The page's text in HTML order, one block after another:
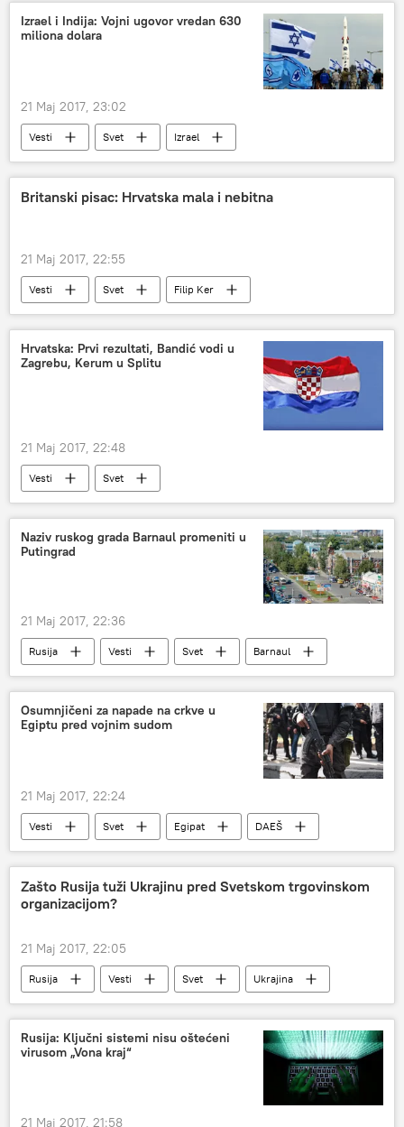
Izrael i Indija: Vojni ugovor vredan 630
miliona dolara
21 Maj 2017, 23:02
Vesti Svet Izrael
Britanski pisac: Hrvatska mala i nebitna
21 Maj 2017, 22:55
Vesti Svet
Filip Ker
Hrvatska
Region
Hrvatska: Prvi rezultati, Bandić vodi u
Zagrebu, Kerum u Splitu
21 Maj 2017, 22:48
Vesti
Svet
lokalni izbori u Hrvatskoj 21. maja 2017
Hrvatska
Region
Naziv ruskog grada Barnaul promeniti u
Putingrad
21 Maj 2017, 22:36
Rusija Vesti Svet
Barnaul
Putingrad
inicijativa naziv
Osumnjičeni za napade na crkve u
Egiptu pred vojnim sudom
21 Maj 2017, 22:24
Vesti Svet Egipat
DAEŠ
napad na koptske crkve
Zašto Rusija tuži Ukrajinu pred Svetskom trgovinskom
organizacijom?
21 Maj 2017, 22:05
Rusija Vesti Svet
Ukrajina
Maksim Oreškin
tužba STO
Rusija: Ključni sistemi nisu oštećeni
virusom „Vona kraj“
21 Maj 2017, 21:58